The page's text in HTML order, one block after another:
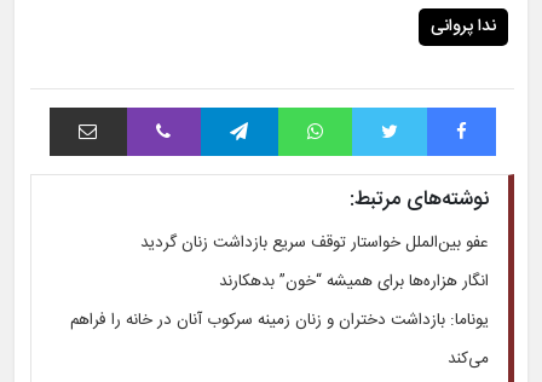
ندا پروانی
فیس بوک توییتر واتس آپ تلگرام وایبر اشتراک با ایمیل
نوشته‌های مرتبط:
عفو بین‌الملل خواستار توقف سریع بازداشت زنان گردید
انگار هزاره‌ها برای همیشه “خون” بدهکارند
یوناما: بازداشت دختران و زنان زمینه سرکوب آنان در خانه را فراهم
می‌کند